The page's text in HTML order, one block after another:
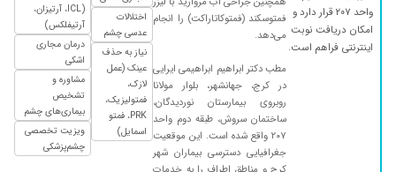
خدا بهشون سلامتی بده
عالی هستن ۱۴۰۴/۰۲/۰۱
بسیار دکتر حاذق کاربلد دلسوز وپیگیر هستن
وبادقت موشکافانه ویزیت میکنن
۱۴۰۵/۰۳/۲۰
عالی و بادرایت هستن ۱۴۰۲/۱۱/۲۸
عمل لازک انجام دادم دکتر فوق العاده ای بودن
،خیلی خیلی از عملکردشون راضی هستم
۱۴۰۲/۰۸/۱۴
واحد ۲۰۷ قرار دارد و
امکان دریافت نوبت
اینترنتی فراهم است.
فمتوسکند (فمتوکاتاراکت) را انجام
می‌دهد.
مطب دکتر ابراهیم ابراهیمی ایرایی
در کرج، جهانشهر، بلوار مولانا
روبروی بیمارستان نوردیدگان،
ساختمان سروش، طبقه دوم واحد
۲۰۷ واقع شده است. این موقعیت
جغرافیایی دسترسی بیماران شهر
اختلالات
عدسی چشم
نیاز به حذف
عینک (عمل
لازک،
فمتولیزیک،
PRK، فمتو
اسمایل)
(ICL، آرتیزان،
آرتیفلکس)
درمان مجاری
اشکی
مشاوره و
تشخیص
بیماری‌های چشم
ویزیت تخصصی
چشم‌پزشکی